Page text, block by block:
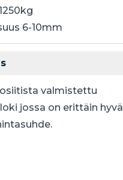
6-10mm
valmistettu
jossa on erittäin hyvä